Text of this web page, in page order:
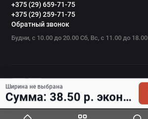
+375 (29) 659-71-75
+375 (29) 259-71-75
Обратный звонок
Будни, с 10.00 до 20.00 Сб, Вс, с 11.00 до 18.00
Ширина не выбрана
Сумма: 38.50 р. экономия 1.80 р.